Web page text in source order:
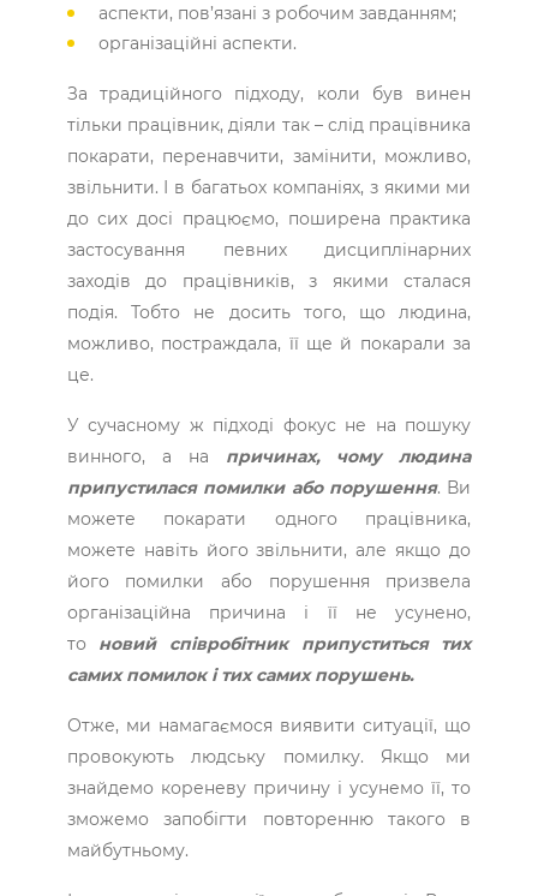
аспекти, пов’язані з робочим завданням;
організаційні аспекти.
За традиційного підходу, коли був винен
тільки працівник, діяли так – слід працівника
покарати, перенавчити, замінити, можливо,
звільнити. І в багатьох компаніях, з якими ми
до сих досі працюємо, поширена практика
застосування певних дисциплінарних
заходів до працівників, з якими сталася
подія. Тобто не досить того, що людина,
можливо, постраждала, її ще й покарали за
це.
У сучасному ж підході фокус не на пошуку
винного, а на причинах, чому людина
припустилася помилки або порушення. Ви
можете покарати одного працівника,
можете навіть його звільнити, але якщо до
його ­помилки або порушення призвела
організаційна ­причина і її не усунено,
то новий співробітник припуститься тих
самих помилок і тих самих порушень.
Отже, ми намагаємося виявити ситуації, що
провокують людську помилку. Якщо ми
знайдемо кореневу причину і усунемо її, то
зможемо запобігти повторенню такого в
майбутньому.